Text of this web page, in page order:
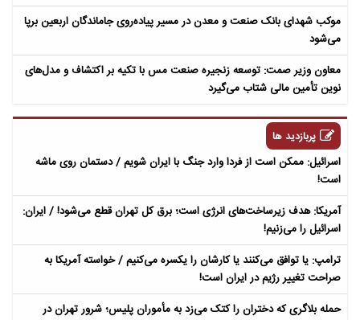
موکب شهدای بانک صنعت و معدن در مسیر پیاده‌روی جاماندگان اربعین برپا
می‌شود
معاون وزیر صمت: توسعه زنجیره صنعت مس با تکیه بر اکتشاف و مدل‌های
نوین تأمین مالی شتاب می‌گیرد
پربازدید ها
اسرائیل: ممکن است از فردا وارد جنگ با ایران شویم / دستمان روی ماشه
است!
آمریکا: هدف زیرساخت‌های انرژی است؛ برق کل تهران قطع می‌شود! / ایران:
اسرائیل را می‌زنیم!
ترامپ: یا توافق می‌کنند یا کارشان را یکسره می‌کنیم / خواسته آمریکا به
صراحت تغییر رژیم در ایران است!
حمله بلاگری که دختران را کتک می‌زد به مأموران پلیس؛ شرور تهران در